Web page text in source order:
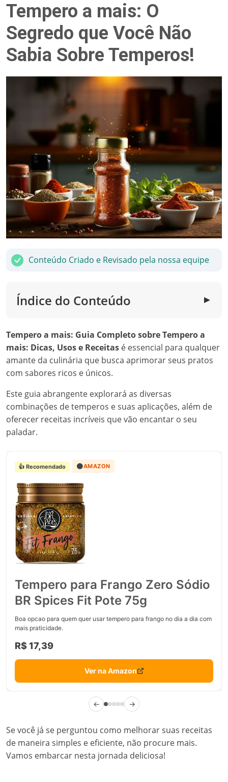
Tempero a mais: O
Segredo que Você Não
Sabia Sobre Temperos!
Conteúdo Criado e Revisado pela nossa equipe
Índice do Conteúdo ▼
Tempero a mais: Guia Completo sobre Tempero a
mais: Dicas, Usos e Receitas é essencial para qualquer
amante da culinária que busca aprimorar seus pratos
com sabores ricos e únicos.
Este guia abrangente explorará as diversas
combinações de temperos e suas aplicações, além de
oferecer receitas incríveis que vão encantar o seu
paladar.
👍 Recomendado 🟠AMAZON
Tempero para Frango Zero Sódio
BR Spices Fit Pote 75g
Boa opcao para quem quer usar tempero para frango no dia a dia com
mais praticidade.
R$ 17,39
Ver na Amazon
← →
Se você já se perguntou como melhorar suas receitas
de maneira simples e eficiente, não procure mais.
Vamos embarcar nesta jornada deliciosa!